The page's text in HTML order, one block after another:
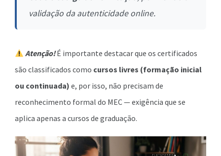
validação da autenticidade online.
Atenção!É importante destacar que os certificados
são classificados como cursos livres (formação inicial
ou continuada) e, por isso, não precisam de
reconhecimento formal do MEC — exigência que se
aplica apenas a cursos de graduação.